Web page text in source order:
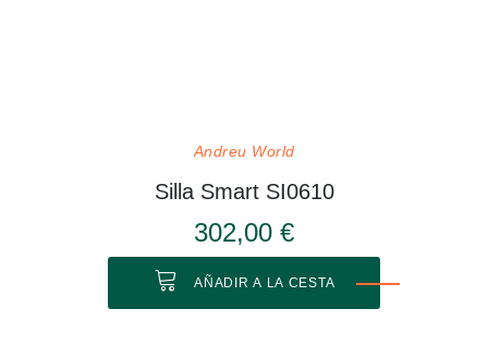
Andreu World
Silla Smart SI0610
302,00 €
AÑADIR A LA CESTA